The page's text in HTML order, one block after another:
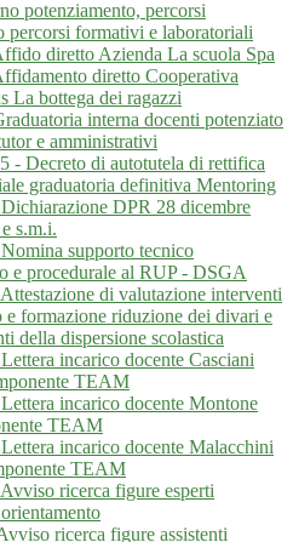
potenziamento, percorsi
percorsi formativi e laboratoriali
diretto Azienda La scuola Spa
diretto Cooperativa
La bottega dei ragazzi
interna docenti potenziato
e amministrativi
- Decreto di autotutela di rettifica
graduatoria definitiva Mentoring
DPR 28 dicembre
s.m.i.
supporto tecnico
e procedurale al RUP - DSGA
di valutazione interventi
e formazione riduzione dei divari e
della dispersione scolastica
incarico docente Casciani
TEAM
incarico docente Montone
TEAM
incarico docente Malacchini
TEAM
ricerca figure esperti
ricerca figure assistenti